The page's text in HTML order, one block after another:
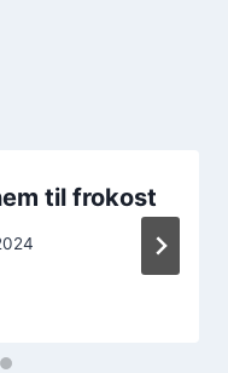
til frokost